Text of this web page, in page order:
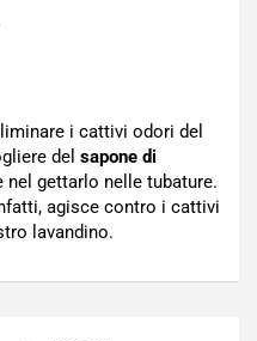
i cattivi odori del
del sapone di
nel gettarlo nelle tubature.
agisce contro i cattivi
lavandino.